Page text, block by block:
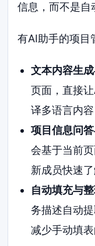
信息，而不是自
有AI助手的项目
文本内容生
页面，直接
译多语言内容
项目信息问
会基于当前
新成员快速
自动填充与
务描述自动
减少手动填表